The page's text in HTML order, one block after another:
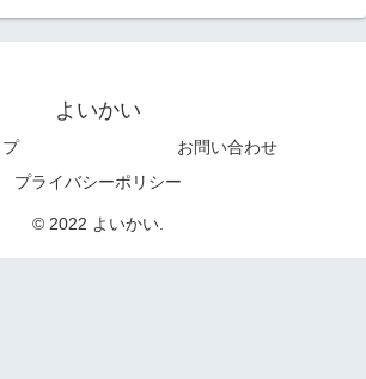
よいかい
お問い合わせ
プライバシーポリシー
© 2022 よいかい.